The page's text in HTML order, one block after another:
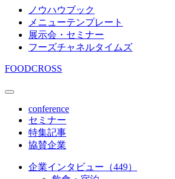
ノウハウブック
メニューテンプレート
展示会・セミナー
フーズチャネルタイムズ
FOODCROSS
conference
セミナー
特集記事
協賛企業
企業インタビュー（449）